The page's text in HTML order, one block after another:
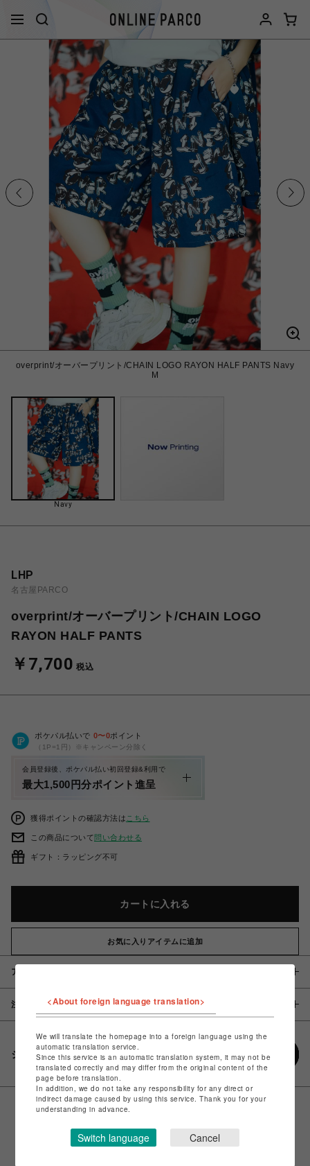
overprint/オーバープリント/CHAIN LOGO RAYON HALF PANTS Navy
M
Navy
LHP
名古屋PARCO
overprint/オーバープリント/CHAIN LOGO
RAYON HALF PANTS
￥7,700 税込
ポケパル払いで 0〜0ポイント
（1P=1円）※キャンペーン分除く
会員登録後、ポケパル払い初回登録&利用で
最大1,500円分ポイント進呈
獲得ポイントの確認方法は こちら
この商品について問い合わせる
ギフト：ラッピング不可
カートに入れる
お気に入りアイテムに追加
アイテム説明 / 素材
注意事項
シェアする
<About foreign language translation>
We will translate the homepage into a foreign language using the
automatic translation service.
Since this service is an automatic translation system, it may not be
translated correctly and may differ from the original content of the
page before translation.
In addition, we do not take any responsibility for any direct or
indirect damage caused by using this service. Thank you for your
understanding in advance.
Switch language Cancel